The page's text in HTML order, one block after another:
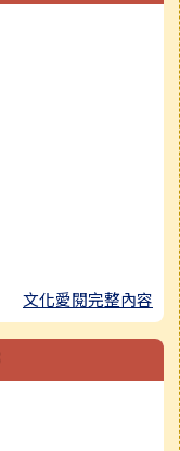
文化愛閱完整內容